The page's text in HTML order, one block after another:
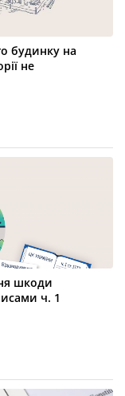
будинку на
не
шкоди
ч. 1